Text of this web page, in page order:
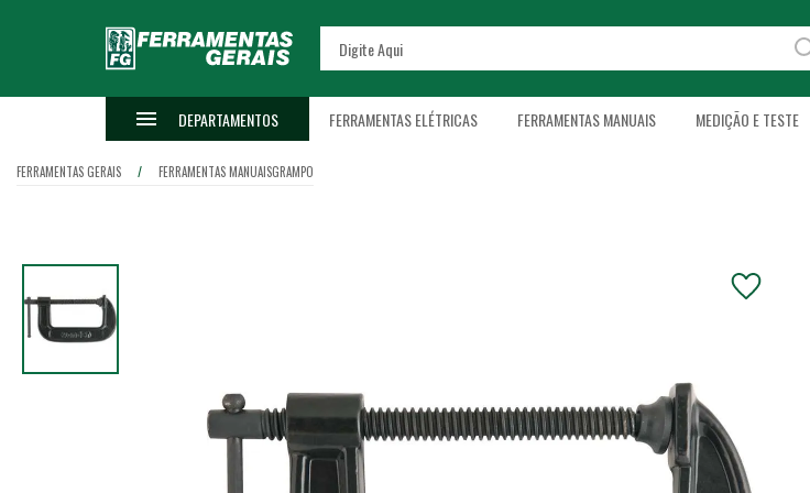
DEPARTAMENTOS FERRAMENTAS ELÉTRICAS FERRAMENTAS MANUAIS MEDIÇÃO E TESTE
FERRAMENTAS GERAIS FERRAMENTAS MANUAISGRAMPO